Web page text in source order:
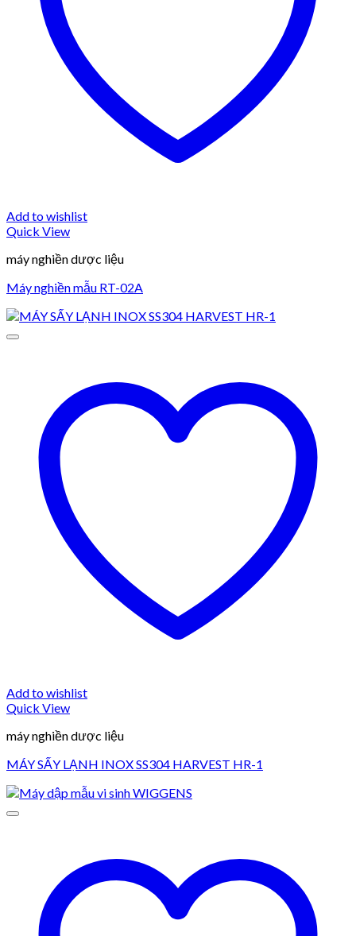
Add to wishlist
Quick View
máy nghiền dược liệu
Máy nghiền mẫu RT-02A
Add to wishlist
Quick View
máy nghiền dược liệu
MÁY SẤY LẠNH INOX SS304 HARVEST HR-1